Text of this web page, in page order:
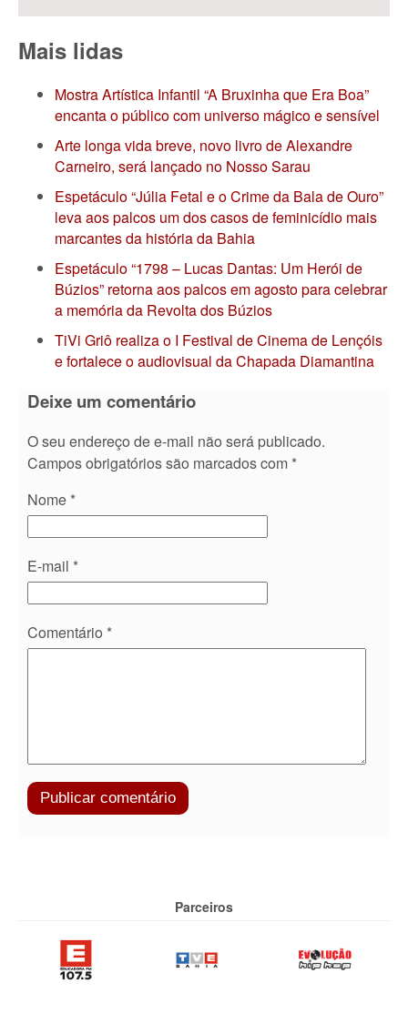
Mais lidas
Mostra Artística Infantil “A Bruxinha que Era Boa”
encanta o público com universo mágico e sensível
Arte longa vida breve, novo livro de Alexandre
Carneiro, será lançado no Nosso Sarau
Espetáculo “Júlia Fetal e o Crime da Bala de Ouro”
leva aos palcos um dos casos de feminicídio mais
marcantes da história da Bahia
Espetáculo “1798 – Lucas Dantas: Um Herói de
Búzios” retorna aos palcos em agosto para celebrar
a memória da Revolta dos Búzios
TiVi Griô realiza o I Festival de Cinema de Lençóis
e fortalece o audiovisual da Chapada Diamantina
Deixe um comentário
O seu endereço de e-mail não será publicado.
Campos obrigatórios são marcados com *
Nome *
E-mail *
Comentário *
Parceiros